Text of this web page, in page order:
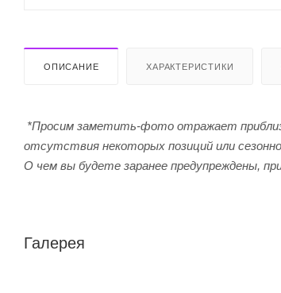
ОПИСАНИЕ ХАРАКТЕРИСТИКИ
*Просим заметить-фото отражает
отсутствия некоторых позиций или
О чем вы будете заранее предупреждены,
Галерея